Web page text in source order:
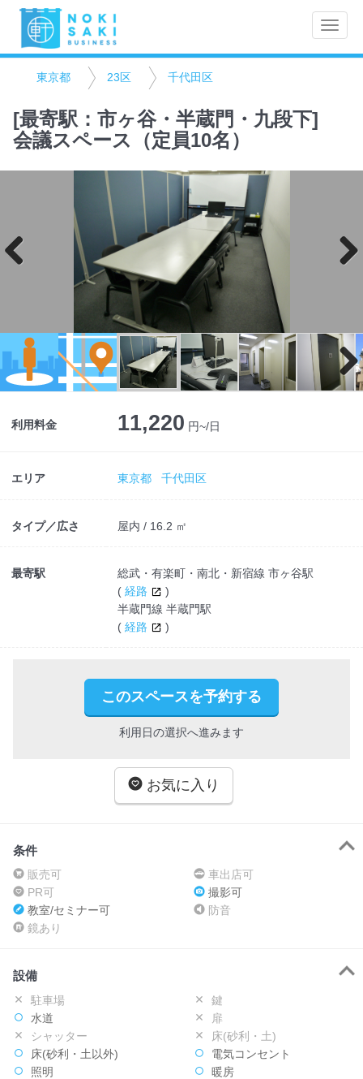
Toggle
東京都 23区 千代田区
[最寄駅：市ヶ谷・半蔵門・九段下]
会議スペース（定員10名）
Next
利用料金 11,220 円~/日
エリア 東京都 千代田区
タイプ／広さ 屋内 / 16.2 ㎡
最寄駅
総武・有楽町・南北・新宿線 市ヶ谷駅
( 経路
)
半蔵門線 半蔵門駅
( 経路 )
このスペースを予約する
利用日の選択へ進みます
お気に入り
条件
販売可
車出店可
PR可
撮影可
教室/セミナー可
防音
鏡あり
設備
駐車場
鍵
水道
扉
シャッター
床(砂利・土)
床(砂利・土以外)
電気コンセント
照明
暖房